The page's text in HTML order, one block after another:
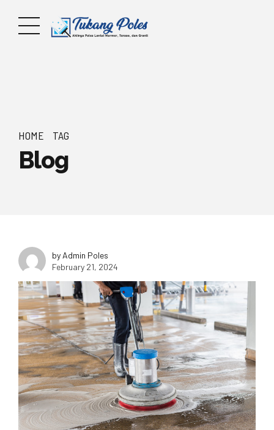
HOME TAG
Blog
by Admin Poles
February 21, 2024